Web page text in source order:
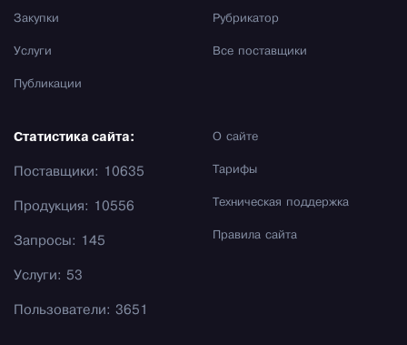
Закупки
Услуги
Публикации
Рубрикатор
Все поставщики
О сайте
Тарифы
Техническая поддержка
Правила сайта
Статистика сайта:
Поставщики: 10635
Продукция: 10556
Запросы: 145
Услуги: 53
Пользователи: 3651